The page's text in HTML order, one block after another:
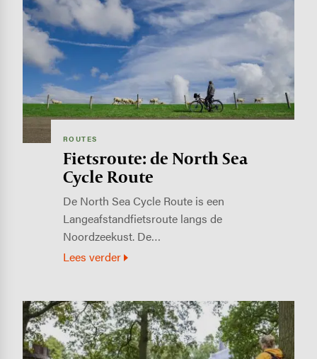
Image
ROUTES
Fietsroute: de North Sea
Cycle Route
De North Sea Cycle Route is een
Langeafstandfietsroute langs de
Noordzeekust. De…
Lees verder
Image